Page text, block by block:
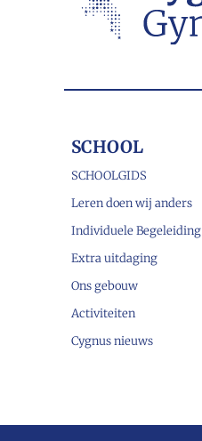
SCHOOL
SCHOOLGIDS
Leren doen wij anders
Individuele Begeleiding
Extra uitdaging
Ons gebouw
Activiteiten
Cygnus nieuws